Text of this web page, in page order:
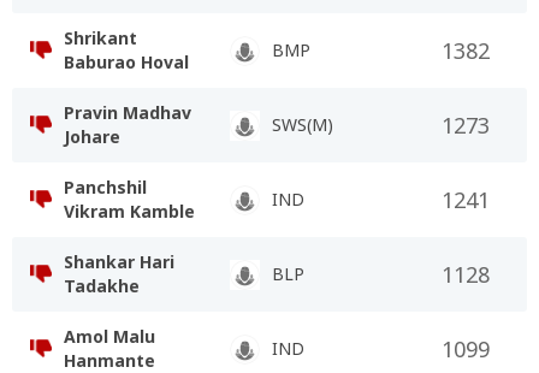
Shrikant
Baburao Hoval
BMP 1382
Pravin Madhav
Johare
SWS(M) 1273
Panchshil
Vikram Kamble
IND 1241
Shankar Hari
Tadakhe
BLP 1128
Amol Malu
Hanmante
IND 1099